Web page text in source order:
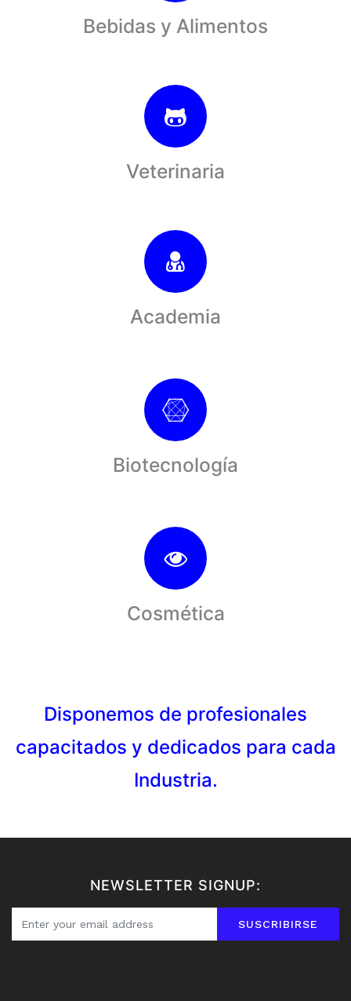
Bebidas y Alimentos
Veterinaria
Academia
Biotecnología
Cosmética
Disponemos de profesionales
capacitados y dedicados para cada
Industria.
NEWSLETTER SIGNUP:
SUSCRIBIRSE